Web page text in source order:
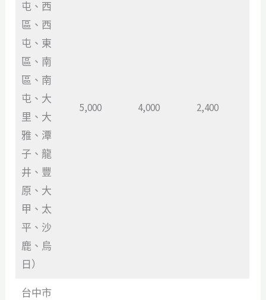
屯、西
區、西
屯、東
區、南
區、南
屯、大
里、大
雅、潭
子、龍
井、豐
原、大
甲、太
平、沙
鹿、烏
日）
5,000 4,000 2,400
台中市